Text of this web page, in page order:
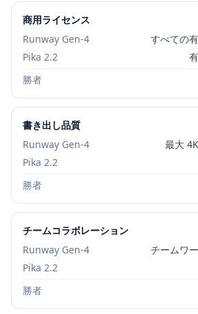
商用ライセンス
Runway Gen-4
すべての
Pika 2.2
勝者
書き出し品質
Runway Gen-4
最大
Pika 2.2
勝者
チームコラボレーション
Runway Gen-4
チームワ
Pika 2.2
勝者